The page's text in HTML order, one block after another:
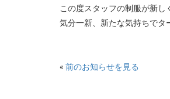
この度スタッフの制服が新し
気分一新、新たな気持ちでタ
« 前のお知らせを見る